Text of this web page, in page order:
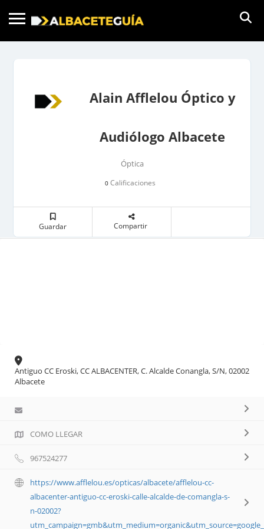
Alain Afflelou Óptico y
Audiólogo Albacete
Óptica
0 Calificaciones
Guardar Compartir
Antiguo CC Eroski, CC ALBACENTER, C. Alcalde Conangla, S/N, 02002
Albacete
COMO LLEGAR
967524277
https://www.afflelou.es/opticas/albacete/afflelou-cc-
albacenter-antiguo-cc-eroski-calle-alcalde-de-comangla-s-
n-02002?